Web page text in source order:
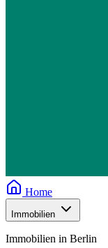
Home
Immobilien
Immobilien in Berlin